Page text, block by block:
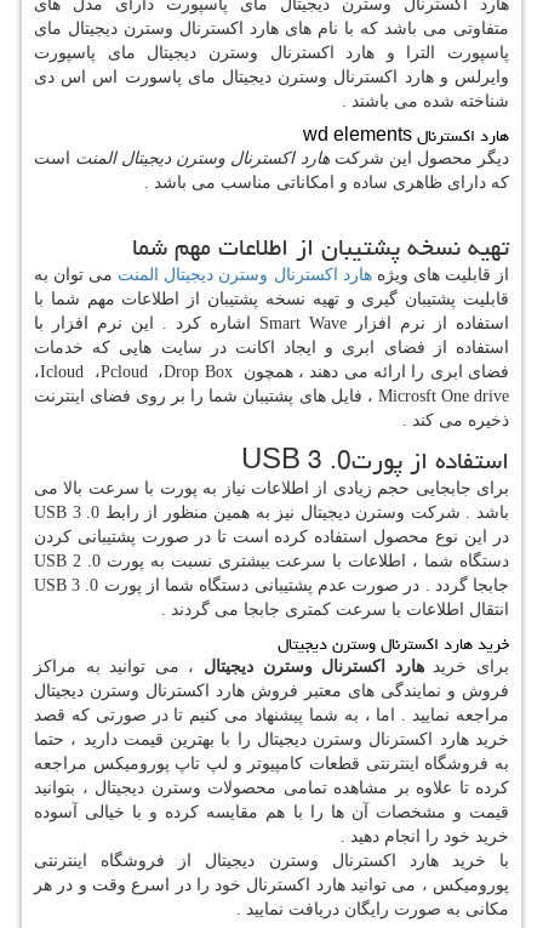
هارد اکسترنال وسترن دیجیتال مای پاسپورت دارای مدل های
متفاوتی می باشد که با نام های هارد اکسترنال وسترن دیجیتال مای
پاسپورت الترا و هارد اکسترنال وسترن دیجیتال مای پاسپورت
وایرلس و هارد اکسترنال وسترن دیجیتال مای پاسورت اس اس دی
شناخته شده می باشند .
هارد اکسترنالwd elements
دیگر محصول این شرکتهارد اکسترنال وسترن دیجیتال المنت است
که دارای ظاهری ساده و امکاناتی مناسب می باشد .
تهیه نسخه پشتیبان از اطلاعات مهم شما
از قابلیت های ویژههارد اکسترنال وسترن دیجیتال المنت می توان به
قابلیت پشتیبان گیری و تهیه نسخه پشتیبان از اطلاعات مهم شما با
استفاده از نرم افزار Smart Wave اشاره کرد . این نرم افزار با
استفاده از فضای ابری و ایجاد اکانت در سایت هایی که خدمات
فضای ابری را ارائه می دهند ، همچون
Drop Box، Pcloud، Icloud،
Microsft One drive ، فایل های پشتیبان شما را بر روی فضای اینترنت
ذخیره می کند .
استفاده از پورتUSB 3 .0
برای جابجایی حجم زیادی از اطلاعات نیاز به پورت با سرعت بالا می
باشد . شرکت وسترن دیجیتال نیز به همین منظور از رابط USB 3 .0
در این نوع محصول استفاده کرده است تا در صورت پشتیبانی کردن
دستگاه شما ، اطلاعات با سرعت بیشتری نسبت به پورتUSB 2 .0
جابجا گردد . در صورت عدم پشتیبانی دستگاه شما از پورت USB 3 .0
انتقال اطلاعات با سرعت کمتری جابجا می گردند .
خرید هارد اکسترنال وسترن دیجیتال
برای خریدهارد اکسترنال وسترن دیجیتال ، می توانید به مراکز
فروش و نمایندگی های معتبر فروش هارد اکسترنال وسترن دیجیتال
مراجعه نمایید . اما ، به شما پیشنهاد می کنیم تا در صورتی که قصد
خرید هارد اکسترنال وسترن دیجیتال را با بهترین قیمت دارید ، حتما
به فروشگاه اینترنتی قطعات کامپیوتر و لپ تاپ پورومیکس مراجعه
کرده تا علاوه بر مشاهده تمامی محصولات وسترن دیجیتال ، بتوانید
قیمت و مشخصات آن ها را با هم مقایسه کرده و با خیالی آسوده
خرید خود را انجام دهید .
با خرید هارد اکسترنال وسترن دیجیتال از فروشگاه اینترنتی
پورومیکس ، می توانید هارد اکسترنال خود را در اسرع وقت و در هر
مکانی به صورت رایگان دریافت نمایید .